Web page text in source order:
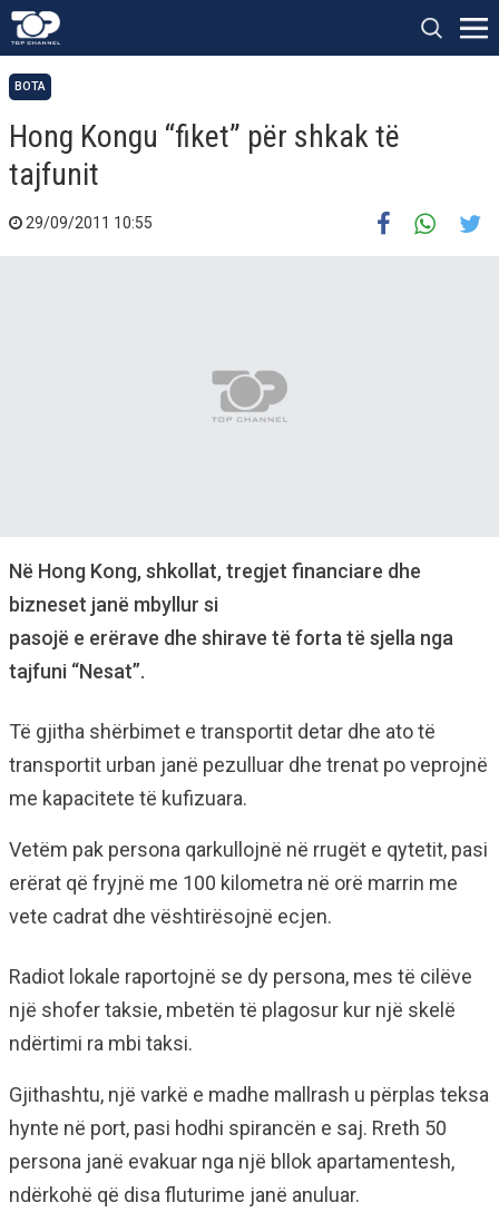
BOTA
Hong Kongu “fiket” për shkak të
tajfunit
29/09/2011 10:55
Në Hong Kong, shkollat, tregjet financiare dhe
bizneset janë mbyllur si
pasojë e erërave dhe shirave të forta të sjella nga
tajfuni “Nesat”.
Të gjitha shërbimet e transportit detar dhe ato të
transportit urban janë pezulluar dhe trenat po veprojnë
me kapacitete të kufizuara.
Vetëm pak persona qarkullojnë në rrugët e qytetit, pasi
erërat që fryjnë me 100 kilometra në orë marrin me
vete cadrat dhe vështirësojnë ecjen.
Radiot lokale raportojnë se dy persona, mes të cilëve
një shofer taksie, mbetën të plagosur kur një skelë
ndërtimi ra mbi taksi.
Gjithashtu, një varkë e madhe mallrash u përplas teksa
hynte në port, pasi hodhi spirancën e saj. Rreth 50
persona janë evakuar nga një bllok apartamentesh,
ndërkohë që disa fluturime janë anuluar.